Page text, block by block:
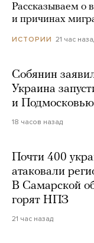
Рассказываем о
и причинах
ИСТОРИИ 21 час
Собянин
Украина
и
18 часов назад
Почти 400
атаковали
В Самарской
горят НПЗ
21 час назад